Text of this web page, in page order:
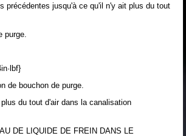
précédentes jusqu'à ce qu'il n'y ait plus du tout
purge.
de bouchon de purge.
du tout d'air dans la canalisation
DE LIQUIDE DE FREIN DANS LE